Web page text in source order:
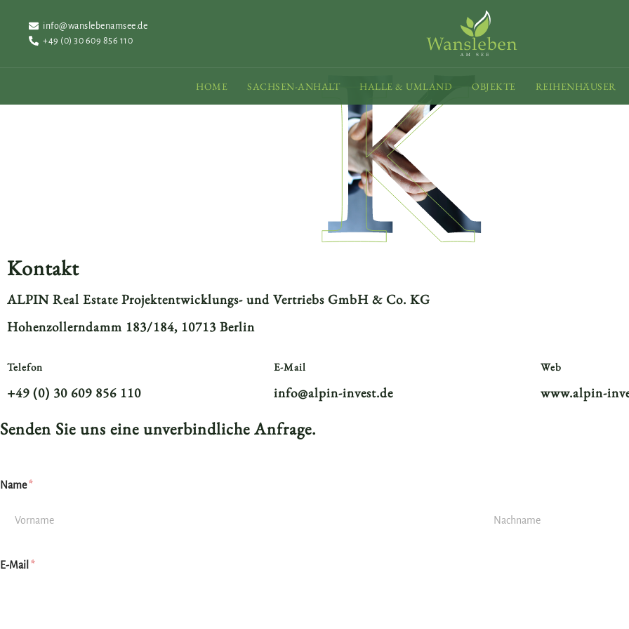
info@wanslebenamsee.de
+49 (0) 30 609 856 110
HOME SACHSEN-ANHALT HALLE & UMLAND OBJEKTE REIHENHÄUSER
Kontakt
ALPIN Real Estate Projektentwicklungs- und Vertriebs GmbH & Co. KG
Hohenzollerndamm 183/184, 10713 Berlin
Telefon
+49 (0) 30 609 856 110
E-Mail
info@alpin-invest.de
Web
www.alpin-
Senden Sie uns eine unverbindliche Anfrage.
Name*
E-Mail *